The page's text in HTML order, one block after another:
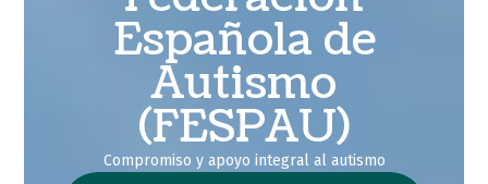
Española de
Autismo
(FESPAU)
Compromiso y apoyo integral al autismo